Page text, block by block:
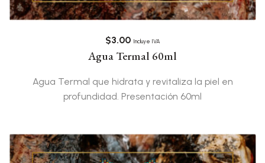
$3.00 Incluye IVA
Agua Termal 60ml
Agua Termal que hidrata y revitaliza la piel en
profundidad. Presentación 60ml